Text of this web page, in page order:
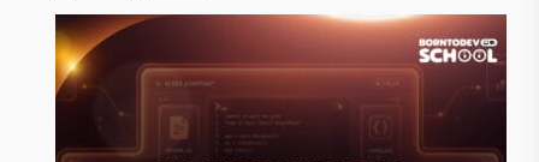
price
฿8,990.00.
price
฿4,990.00.